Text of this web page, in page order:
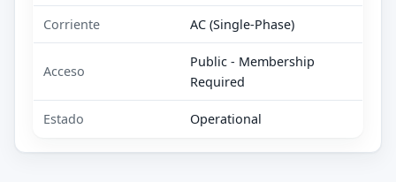
Corriente AC (Single-Phase)
Acceso
Public - Membership
Required
Estado Operational